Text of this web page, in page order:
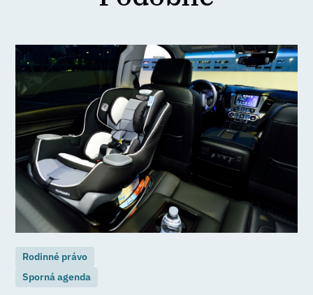
Rodinné právo
Sporná agenda